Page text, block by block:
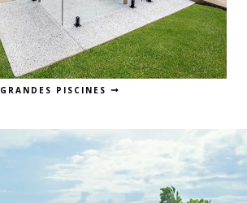
GRANDES PISCINES